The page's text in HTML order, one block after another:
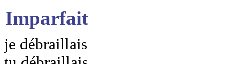
Imparfait
je débraillais